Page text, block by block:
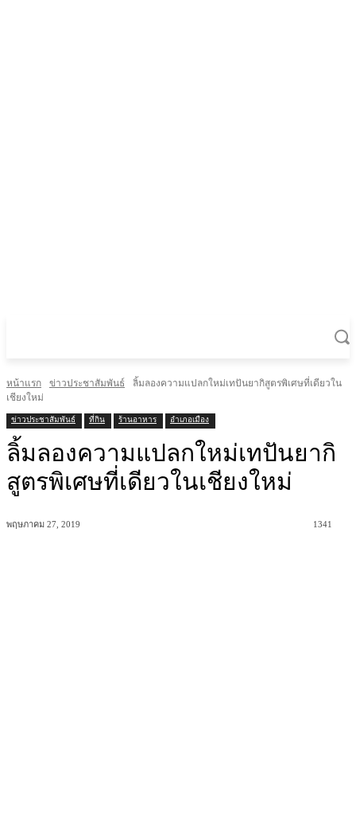
หน้าแรก ข่าวประชาสัมพันธ์
ลิ้มลองความแปลกใหม่เทปันยากิสูตรพิเศษที่เดียวใน
เชียงใหม่
ข่าวประชาสัมพันธ์ ที่กิน ร้านอาหาร อำเภอเมือง
ลิ้มลองความแปลกใหม่เทปันยากิ
สูตรพิเศษที่เดียวในเชียงใหม่
พฤษภาคม 27, 2019 1341